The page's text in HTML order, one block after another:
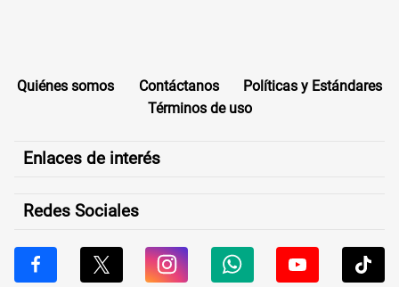
Quiénes somos Contáctanos
Políticas y Estándares
Términos de uso
Enlaces de interés
Redes Sociales